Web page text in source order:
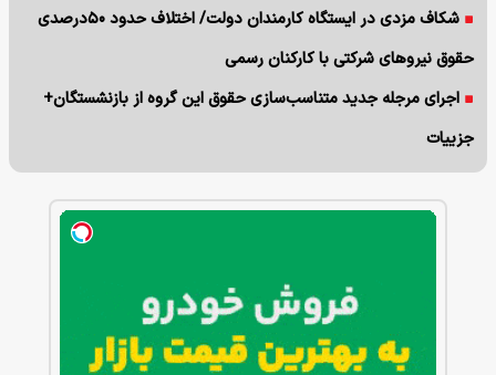
شکاف مزدی در ایستگاه کارمندان دولت/ اختلاف حدود ۵۰درصدی
حقوق نیروهای شرکتی با کارکنان رسمی
اجرای مرجله جدید متناسب‌سازی حقوق این گروه از بازنشستگان+
جزییات